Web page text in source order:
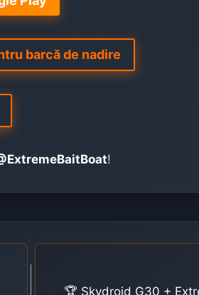
barcă de nadire
!
🏆 Skydroid G30 +